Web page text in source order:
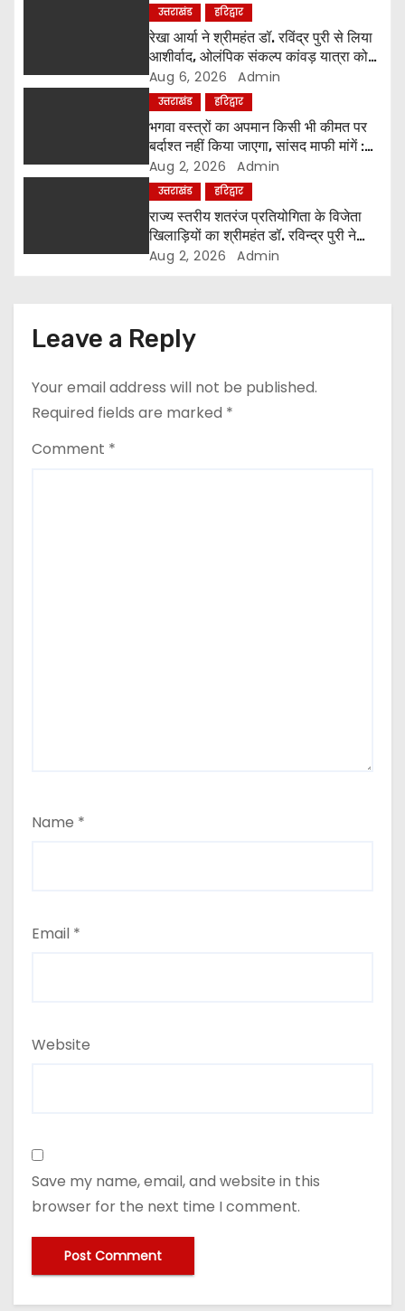
i
n
उत्तराखंड हरिद्वार
रेखा आर्या ने श्रीमहंत डॉ. रविंद्र पुरी से लिया
आशीर्वाद, ओलंपिक संकल्प कांवड़ यात्रा को
मिला संतों का समर्थन
Aug 6, 2026 Admin
उत्तराखंड हरिद्वार
भगवा वस्त्रों का अपमान किसी भी कीमत पर
बर्दाश्त नहीं किया जाएगा, सांसद माफी मांगें :
श्रीमहंत डॉ. रविंद्र पुरी महाराज
Aug 2, 2026 Admin
उत्तराखंड हरिद्वार
राज्य स्तरीय शतरंज प्रतियोगिता के विजेता
खिलाड़ियों का श्रीमहंत डॉ. रविन्द्र पुरी ने
किया सम्मान
Aug 2, 2026 Admin
Leave a Reply
Your email address will not be published.
Required fields are marked *
Comment *
Name *
Email *
Website
Save my name, email, and website in this
browser for the next time I comment.